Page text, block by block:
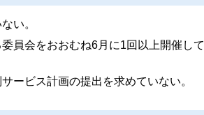
い。
員会をおおむね6月に1回以上開催し
ービス計画の提出を求めていない。